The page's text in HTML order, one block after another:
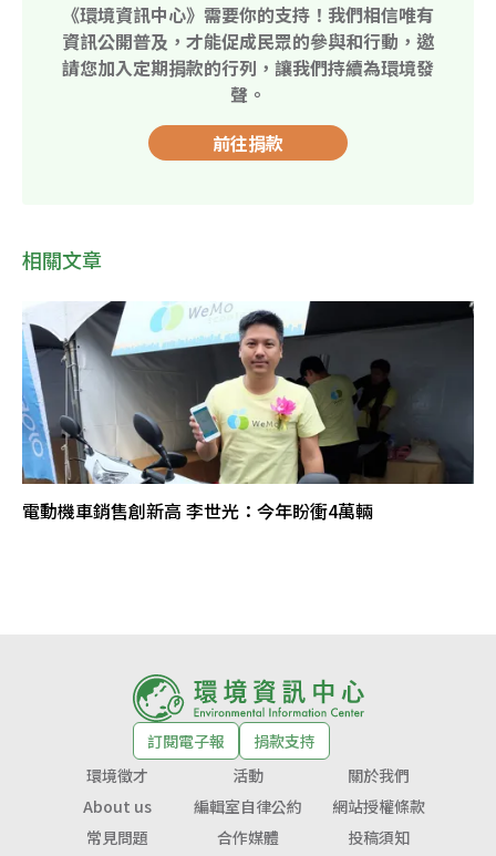
《環境資訊中心》需要你的支持！我們相信唯有
資訊公開普及，才能促成民眾的參與和行動，邀
請您加入定期捐款的行列，讓我們持續為環境發
聲。
前往捐款
相關文章
電動機車銷售創新高 李世光：今年盼衝4萬輛
訂閱電子報
捐款支持
環境徵才
活動
關於我們
About us
編輯室自律公約
網站授權條款
常見問題
合作媒體 投稿須知